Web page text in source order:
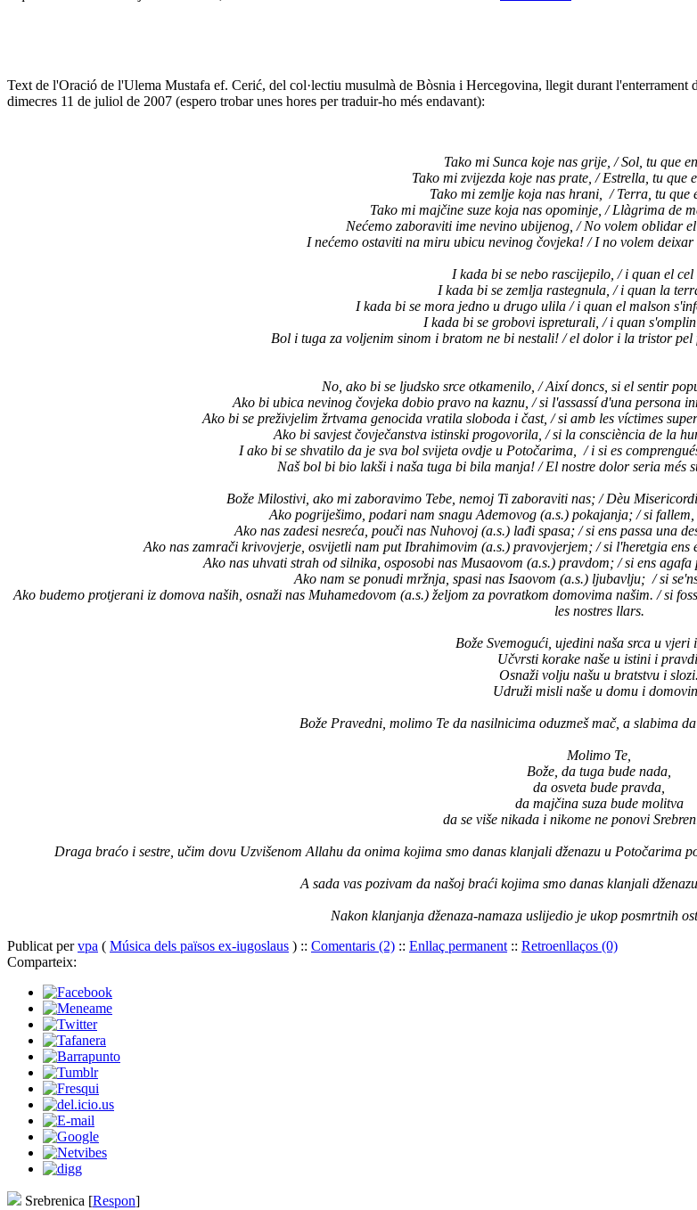
Text de l'Oració de l'Ulema Mustafa ef. Cerić, del col·lectiu musulmà de Bòsnia i Hercegovina, llegit durant l'enterrament
dimecres 11 de juliol de 2007 (espero trobar unes hores per traduir-ho més endavant):
Tako mi Sunca koje nas grije, / Sol, tu que
Tako mi zvijezda koje nas prate, / Estrella, tu que
Tako mi zemlje koja nas hrani, / Terra, tu que
Tako mi majčine suze koja nas opominje, / Llàgrima de
Nećemo zaboraviti ime nevino ubijenog, / No volem oblidar
I nećemo ostaviti na miru ubicu nevinog čovjeka! / I no volem deixar
I kada bi se nebo rascijepilo, / i quan el cel
I kada bi se zemlja rastegnula, / i quan la
I kada bi se mora jedno u drugo ulila / i quan el malson
I kada bi se grobovi ispreturali, / i quan s'omplin
Bol i tuga za voljenim sinom i bratom ne bi nestali! / el dolor i la tristor
No, ako bi se ljudsko srce otkamenilo, / Així doncs, si el sentir
Ako bi ubica nevinog čovjeka dobio pravo na kaznu, / si l'assassí d'una persona
Ako bi se preživjelim žrtvama genocida vratila sloboda i čast, / si amb les víctimes
Ako bi savjest čovječanstva istinski progovorila, / si la consciència de la
I ako bi se shvatilo da je sva bol svijeta ovdje u Potočarima, / i si es
Naš bol bi bio lakši i naša tuga bi bila manja! / El nostre dolor seria més
Bože Milostivi, ako mi zaboravimo Tebe, nemoj Ti zaboraviti nas; / Dèu
Ako pogriješimo, podari nam snagu Ademovog (a.s.) pokajanja; / si
Ako nas zadesi nesreća, pouči nas Nuhovoj (a.s.) lađi spasa; / si ens passa una
Ako nas zamrači krivovjerje, osvijetli nam put Ibrahimovim (a.s.) pravovjerjem; / si l'heretgia
Ako nas uhvati strah od silnika, osposobi nas Musaovom (a.s.) pravdom; / si ens
Ako nam se ponudi mržnja, spasi nas Isaovom (a.s.) ljubavlju; / si
Ako budemo protjerani iz domova naših, osnaži nas Muhamedovom (a.s.) željom za povratkom domovima našim. / si
les nostres llars.
Bože Svemogući, ujedini naša srca u vjeri
Učvrsti korake naše u istini i
Osnaži volju našu u bratstvu i slozi.
Udruži misli naše u domu i
Bože Pravedni, molimo Te da nasilnicima oduzmeš mač, a slabima
Molimo Te,
Bože, da tuga bude nada,
da osveta bude pravda,
da majčina suza bude molitva
da se više nikada i nikome ne ponovi
Draga braćo i sestre, učim dovu Uzvišenom Allahu da onima kojima smo danas klanjali dženazu u
A sada vas pozivam da našoj braći kojima smo danas klanjali
Nakon klanjanja dženaza-namaza uslijedio je ukop posmrtnih
Publicat pervpa ( Música dels països ex-iugoslaus ) :: Comentaris (2) :: Enllaç permanent:: Retroenllaços (0)
Comparteix:
Srebrenica [Respon]